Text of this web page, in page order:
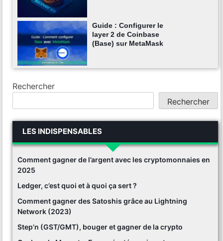
Guide : Configurer le
layer 2 de Coinbase
(Base) sur MetaMask
Rechercher
Rechercher
LES INDISPENSABLES
Comment gagner de l’argent avec les cryptomonnaies en
2025
Ledger, c’est quoi et à quoi ça sert ?
Comment gagner des Satoshis grâce au Lightning
Network (2023)
Step’n (GST/GMT), bouger et gagner de la crypto